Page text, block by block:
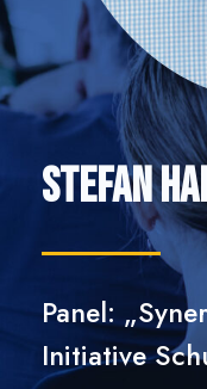
Stefan
Panel:
Initiative